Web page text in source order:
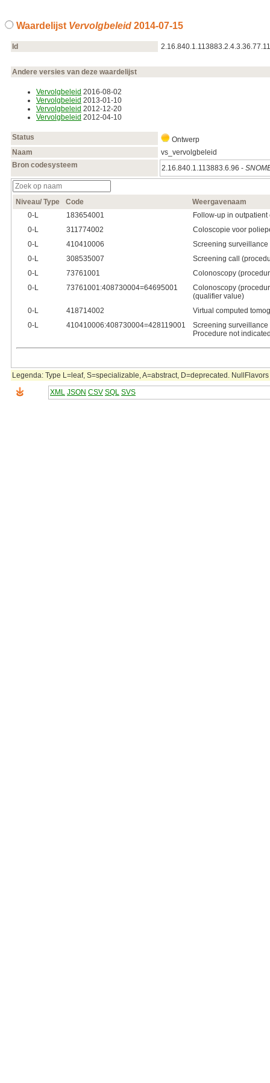
Waardelijst Vervolgbeleid 2014‑07‑15
Id
Andere versies van deze waardelijst
Vervolgbeleid 2016‑08‑02
Vervolgbeleid 2013‑01‑10
Vervolgbeleid 2012‑12‑20
Vervolgbeleid 2012‑04‑10
Status
Ontwerp
Naam
vs_vervolgbeleid
Bron codesysteem
2.16.840.1.113883.6.96 -
Niveau/ Type Code
Weergavenaam
0‑L
183654001
Follow-up in
0‑L
311774002
Coloscopie voor
0‑L
410410006
Screening
0‑L
308535007
Screening call
0‑L
73761001
Colonoscopy
0‑L
73761001:408730004=64695001
Colonoscopy
(qualifier value)
0‑L
418714002
Virtual computed
0‑L
410410006:408730004=428119001
Screening surveillance
Procedure not
Legenda: Type L=leaf, S=specializable, A=abstract, D=deprecated.
XML JSON CSV SQL SVS